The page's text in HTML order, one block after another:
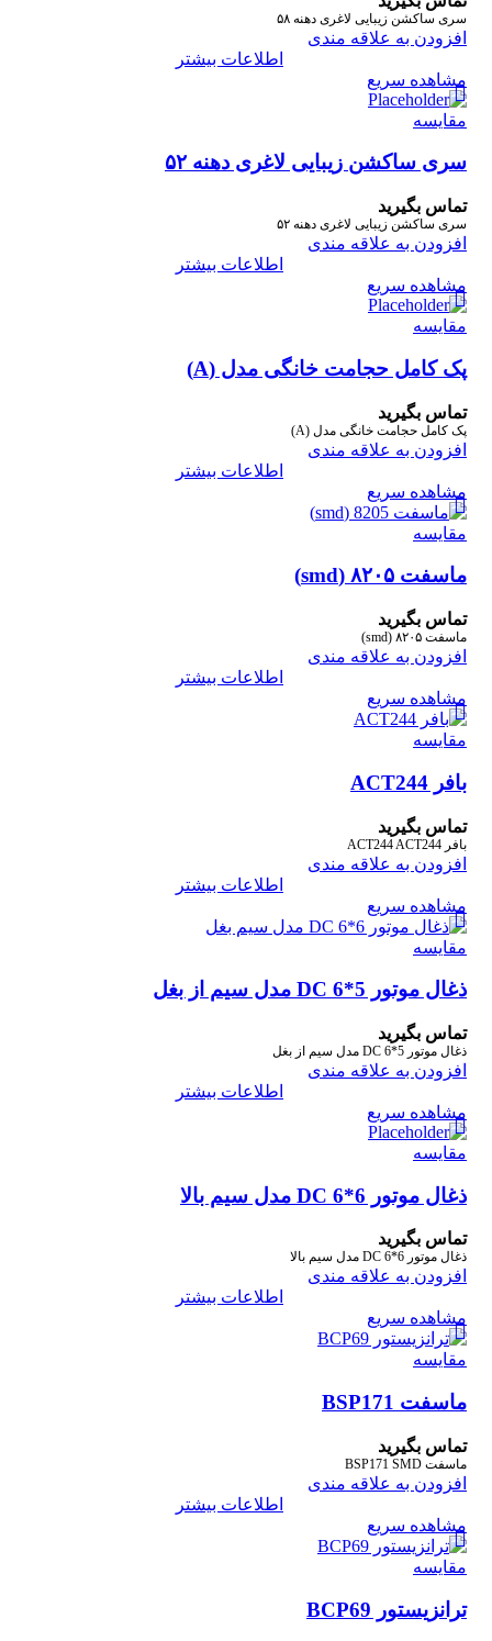
سری ساکشن زیبایی لاغری دهنه ۵۸
افزودن به علاقه مندی
اطلاعات بیشتر
مشاهده سریع
مقایسه
سری ساکشن زیبایی لاغری دهنه ۵۲
تماس بگیرید
سری ساکشن زیبایی لاغری دهنه ۵۲
افزودن به علاقه مندی
اطلاعات بیشتر
مشاهده سریع
مقایسه
پک کامل حجامت خانگی مدل (A)
تماس بگیرید
پک کامل حجامت خانگی مدل (A)
افزودن به علاقه مندی
اطلاعات بیشتر
مشاهده سریع
مقایسه
ماسفت ۸۲۰۵ (smd)
تماس بگیرید
ماسفت ۸۲۰۵ (smd)
افزودن به علاقه مندی
اطلاعات بیشتر
مشاهده سریع
مقایسه
بافر ACT244
تماس بگیرید
بافر ACT244 ACT244
افزودن به علاقه مندی
اطلاعات بیشتر
مشاهده سریع
مقایسه
ذغال موتور DC 6*5 مدل سیم از بغل
تماس بگیرید
ذغال موتور DC 6*5 مدل سیم از بغل
افزودن به علاقه مندی
اطلاعات بیشتر
مشاهده سریع
مقایسه
ذغال موتور DC 6*6 مدل سیم بالا
تماس بگیرید
ذغال موتور DC 6*6 مدل سیم بالا
افزودن به علاقه مندی
اطلاعات بیشتر
مشاهده سریع
مقایسه
ماسفت BSP171
تماس بگیرید
ماسفت BSP171 SMD
افزودن به علاقه مندی
اطلاعات بیشتر
مشاهده سریع
مقایسه
ترانزیستور BCP69